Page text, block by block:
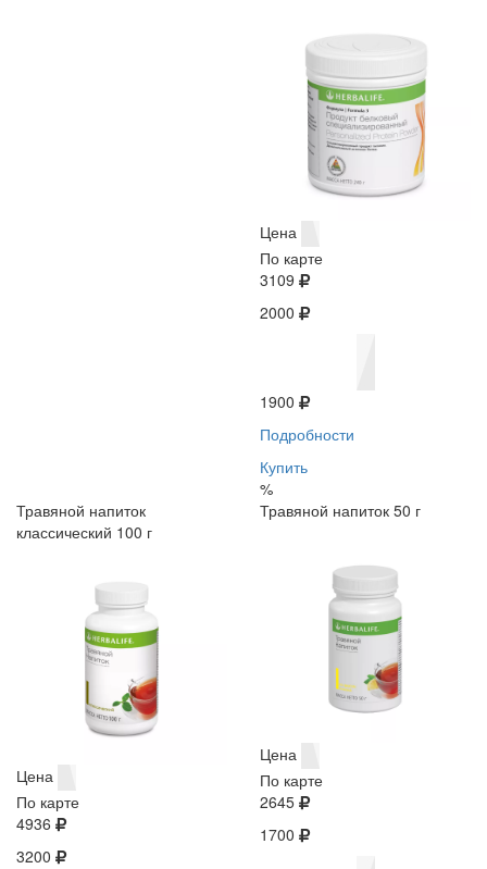
Цена
По карте
3109
2000
1900
Подробности
Купить
%
Травяной напиток
классический 100 г
Цена
По карте
4936
3200
Травяной напиток 50 г
Цена
По карте
2645
1700